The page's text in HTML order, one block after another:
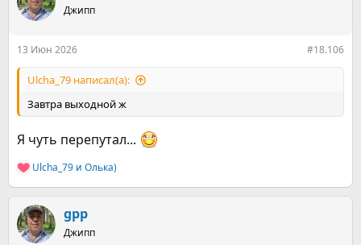
и
Джипп
13 Июн 2026 #18.106
Ulcha_79 написал(а):
Завтра выходной ж
Я чуть перепутал...
Р
е
к
ц
и
Ulcha_79 и Олька)
gpp
Джипп